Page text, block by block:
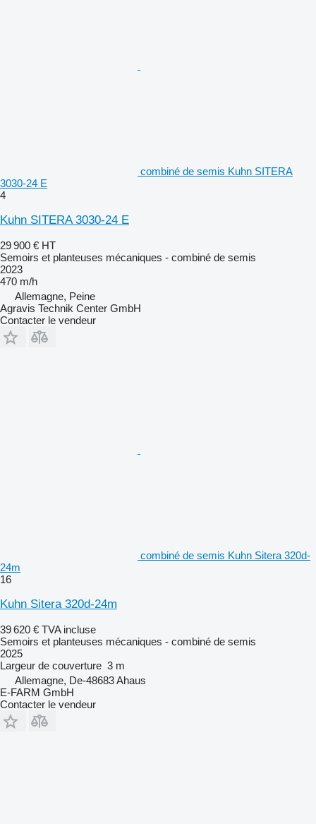
combiné de semis Kuhn SITERA
3030-24 E
4
Kuhn SITERA 3030-24 E
29 900 € HT
Semoirs et planteuses mécaniques - combiné de semis
2023
470 m/h
Allemagne, Peine
Agravis Technik Center GmbH
Contacter le vendeur
combiné de semis Kuhn Sitera 320d-
24m
16
Kuhn Sitera 320d-24m
39 620 € TVA incluse
Semoirs et planteuses mécaniques - combiné de semis
2025
Largeur de couverture 3 m
Allemagne, De-48683 Ahaus
E-FARM GmbH
Contacter le vendeur